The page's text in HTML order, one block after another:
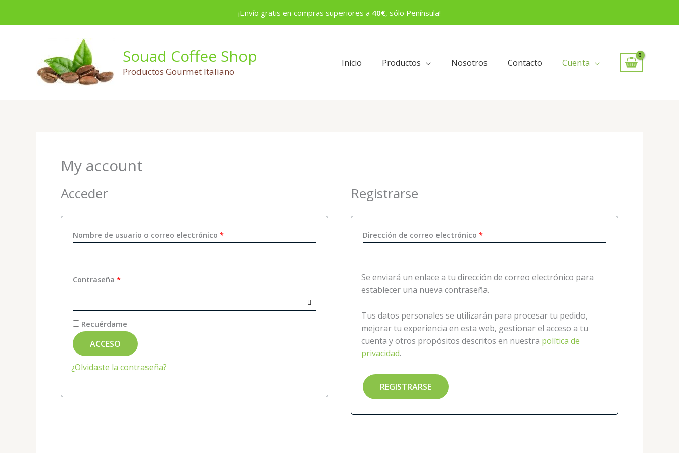
¡Envío gratis en compras superiores a 40€, sólo Península!
Souad Coffee Shop
Productos Gourmet Italiano
Inicio Productos Nosotros Contacto Cuenta
My account
Acceder
Nombre de usuario o correo electrónico *
Contraseña *
Recuérdame
ACCESO
¿Olvidaste la contraseña?
Registrarse
Dirección de correo electrónico*
Se enviará un enlace a tu dirección de correo electrónico para
establecer una nueva contraseña.
Tus datos personales se utilizarán para procesar tu pedido,
mejorar tu experiencia en esta web, gestionar el acceso a tu
cuenta y otros propósitos descritos en nuestra política de
privacidad.
REGISTRARSE